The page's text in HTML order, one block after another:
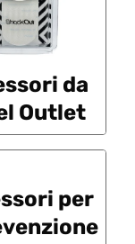
da
Outlet
per